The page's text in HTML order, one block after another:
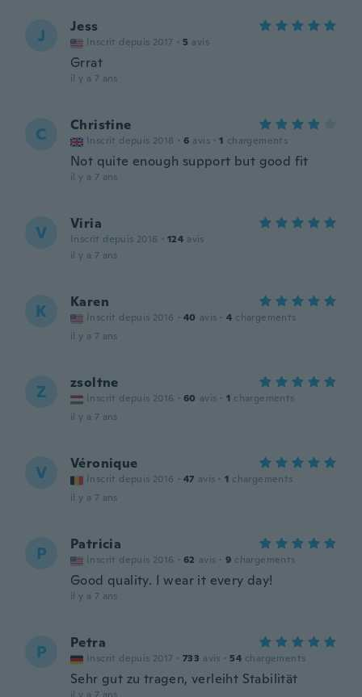
J Jess
Inscrit depuis 2017 · 5 avis
Grrat
il y a 7 ans
C Christine
Inscrit depuis 2018 · 6 avis · 1 chargements
Not quite enough support but good fit
il y a 7 ans
V Viria
Inscrit depuis 2016 · 124 avis
il y a 7 ans
K Karen
Inscrit depuis 2016 · 40 avis · 4 chargements
il y a 7 ans
Z zsoltne
Inscrit depuis 2016 · 60 avis · 1 chargements
il y a 7 ans
V Véronique
Inscrit depuis 2016 · 47 avis · 1 chargements
il y a 7 ans
P Patricia
Inscrit depuis 2016 · 62 avis · 9 chargements
Good quality. I wear it every day!
il y a 7 ans
P Petra
Inscrit depuis 2017 · 733 avis · 54 chargements
Sehr gut zu tragen, verleiht Stabilität